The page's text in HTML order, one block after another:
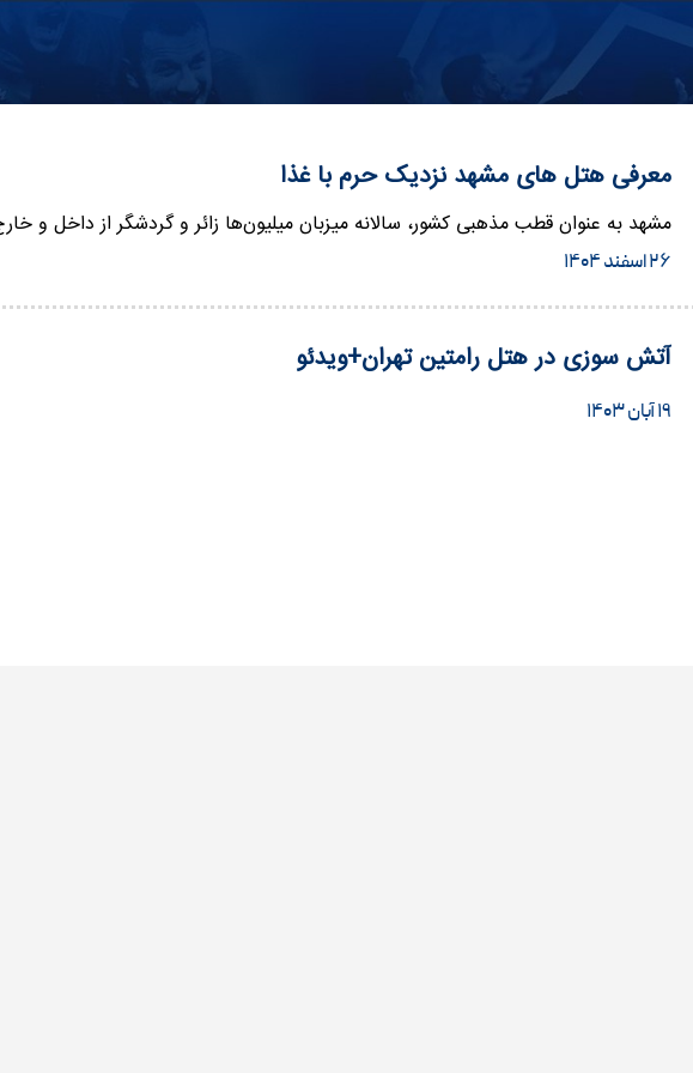
معرفی هتل‌ های مشهد نزدیک حرم با غذا
مشهد به عنوان قطب مذهبی کشور، سالانه میزبان میلیون‌ها زائر و گردشگر از داخل و
۲۶ اسفند ۱۴۰۴
آتش سوزی در هتل رامتین تهران+ویدئو
۱۹ آبان ۱۴۰۳